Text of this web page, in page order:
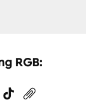
RGB: